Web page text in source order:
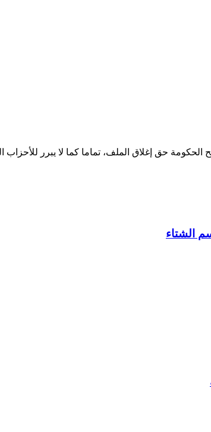
الحكومة حق إغلاق الملف، تماما كما لا يبرر